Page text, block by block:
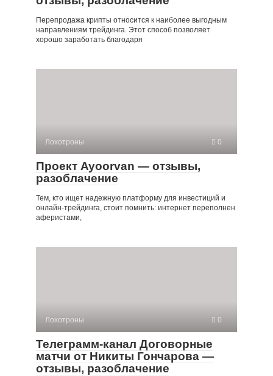
Перепродажа крипты относится к наиболее выгодным
направлениям трейдинга. Этот способ позволяет
хорошо заработать благодаря
Лохотроны 0
Проект Ayoorvan — отзывы,
разоблачение
Тем, кто ищет надежную платформу для инвестиций и
онлайн-трейдинга, стоит помнить: интернет переполнен
аферистами,
Лохотроны 0
Телеграмм-канал Договорные
матчи от Никиты Гончарова —
отзывы, разоблачение